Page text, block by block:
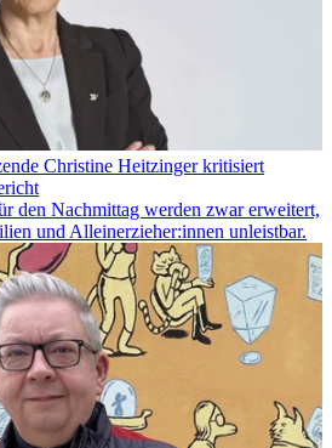
Christine Heitzinger kritisiert
den Nachmittag werden zwar erweitert,
und Alleinerzieher:innen unleistbar.